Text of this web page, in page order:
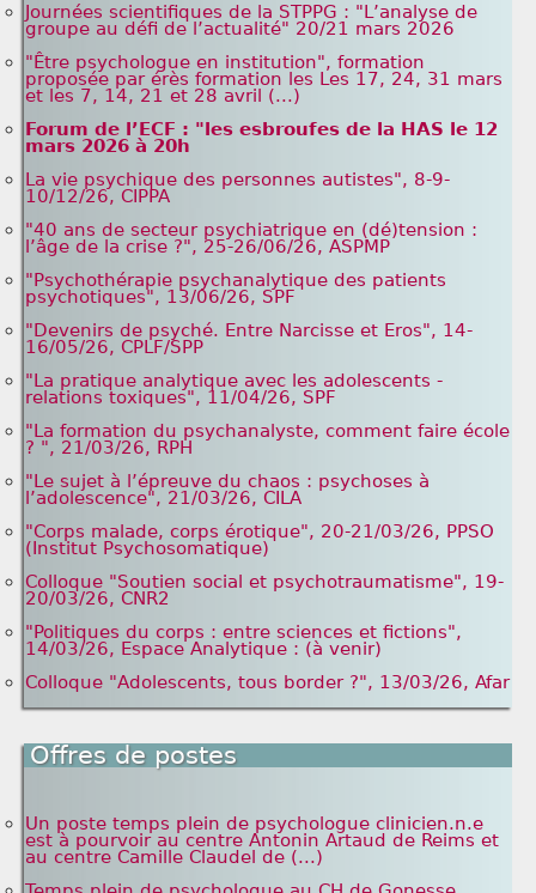
Journées scientifiques de la STPPG : "L’analyse de
groupe au défi de l’actualité" 20/21 mars 2026
"Être psychologue en institution", formation
proposée par érès formation les Les 17, 24, 31 mars
et les 7, 14, 21 et 28 avril (...)
Forum de l’ECF : "les esbroufes de la HAS le 12
mars 2026 à 20h
La vie psychique des personnes autistes", 8-9-
10/12/26, CIPPA
"40 ans de secteur psychiatrique en (dé)tension :
l’âge de la crise ?", 25-26/06/26, ASPMP
"Psychothérapie psychanalytique des patients
psychotiques", 13/06/26, SPF
"Devenirs de psyché. Entre Narcisse et Eros", 14-
16/05/26, CPLF/SPP
"La pratique analytique avec les adolescents -
relations toxiques", 11/04/26, SPF
"La formation du psychanalyste, comment faire école
? ", 21/03/26, RPH
"Le sujet à l’épreuve du chaos : psychoses à
l’adolescence", 21/03/26, CILA
"Corps malade, corps érotique", 20-21/03/26, PPSO
(Institut Psychosomatique)
Colloque "Soutien social et psychotraumatisme", 19-
20/03/26, CNR2
"Politiques du corps : entre sciences et fictions",
14/03/26, Espace Analytique : (à venir)
Colloque "Adolescents, tous border ?", 13/03/26, Afar
Offres de postes
Un poste temps plein de psychologue clinicien.n.e
est à pourvoir au centre Antonin Artaud de Reims et
au centre Camille Claudel de (...)